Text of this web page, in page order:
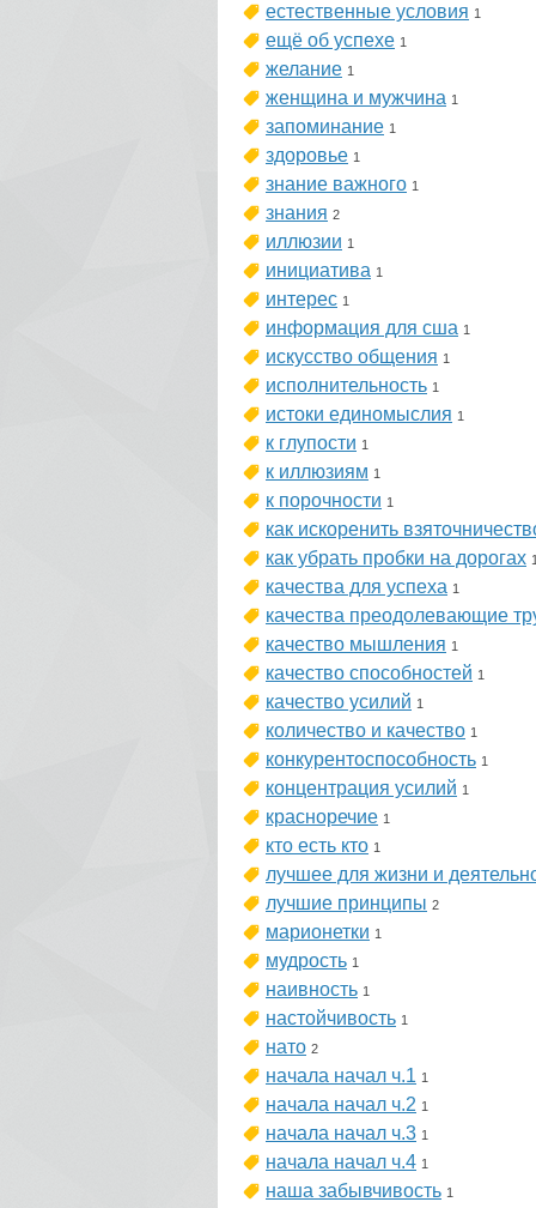
естественные условия 1
ещё об успехе 1
желание 1
женщина и мужчина 1
запоминание 1
здоровье 1
знание важного 1
знания 2
иллюзии 1
инициатива 1
интерес 1
информация для сша 1
искусство общения 1
исполнительность 1
истоки единомыслия 1
к глупости 1
к иллюзиям 1
к порочности 1
как искоренить
как убрать пробки на дорогах 1
качества для успеха 1
качества преодолевающие
качество мышления 1
качество способностей 1
качество усилий 1
количество и качество 1
конкурентоспособность 1
концентрация усилий 1
красноречие 1
кто есть кто 1
лучшее для жизни и
лучшие принципы 2
марионетки 1
мудрость 1
наивность 1
настойчивость 1
нато 2
начала начал ч.1 1
начала начал ч.2 1
начала начал ч.3 1
начала начал ч.4 1
наша забывчивость 1